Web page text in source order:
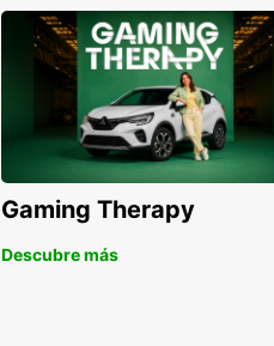
Gaming Therapy
Descubre más